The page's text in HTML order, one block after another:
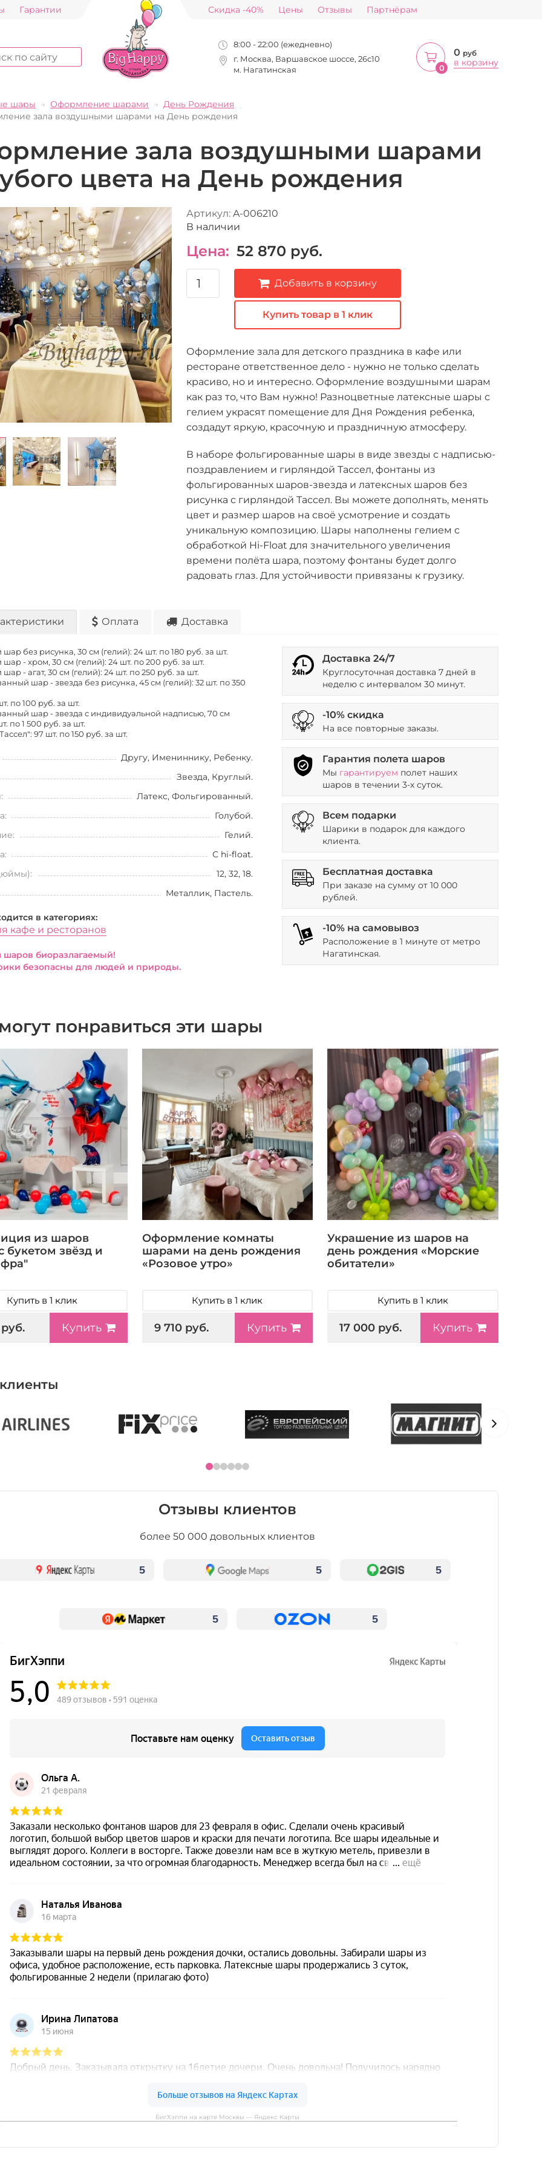
Гарантии Скидка -40% Цены Отзывы Партнёрам
8:00 - 22:00 (ежедневно)
г. Москва, Варшавское шоссе, 26с10
м. Нагатинская
0
0 руб
в корзину
шары Оформление шарами
День Рождения
зала воздушными шарами на День рождения
зала воздушными шарами
цвета на День рождения
Артикул: A-006210
В наличии
Цена: 52 870 руб.
Добавить в корзину
Купить товар в 1 клик
Оформление зала для детского праздника в кафе или
ресторане ответственное дело - нужно не только сделать
красиво, но и интересно. Оформление воздушными шарам
как раз то, что Вам нужно! Разноцветные латексные шары с
гелием украсят помещение для Дня Рождения ребенка,
создадут яркую, красочную и праздничную атмосферу.
В наборе фольгированные шары в виде звезды с надписью-
поздравлением и гирляндой Тассел, фонтаны из
фольгированных шаров-звезда и латексных шаров без
рисунка с гирляндой Тассел. Вы можете дополнять, менять
цвет и размер шаров на своё усмотрение и создать
уникальную композицию. Шары наполнены гелием с
обработкой Hi-Float для значительного увеличения
времени полёта шара, поэтому фонтаны будет долго
радовать глаз. Для устойчивости привязаны к грузику.
Оплата Доставка
без рисунка, 30 см (гелий): 24 шт. по 180 руб. за шт.
шар - хром, 30 см (гелий): 24 шт. по 200 руб. за шт.
- агат, 30 см (гелий): 24 шт. по 250 руб. за шт.
шар - звезда без рисунка, 45 см (гелий): 32 шт. по 350
по 100 руб. за шт.
шар - звезда с индивидуальной надписью, 70 см
по 1 500 руб. за шт.
97 шт. по 150 руб. за шт.
Другу, Имениннику, Ребенку.
Звезда, Круглый.
Латекс, Фольгированный.
Голубой.
Гелий.
С hi-float.
12, 32, 18.
Металлик, Пастель.
в категориях:
кафе и ресторанов
шаров биоразлагаемый!
безопасны для людей и природы.
Доставка 24/7
Круглосуточная доставка 7 дней в
неделю с интервалом 30 минут.
-10% скидка
На все повторные заказы.
Гарантия полета шаров
Мы гарантируем полет наших
шаров в течении 3-х суток.
Всем подарки
Шарики в подарок для каждого
клиента.
Бесплатная доставка
При заказе на сумму от 10 000
рублей.
-10% на самовывоз
Расположение в 1 минуте от метро
Нагатинская.
понравиться эти шары
из шаров
букетом звёзд и
Купить в 1 клик
Купить
Оформление комнаты
шарами на день рождения
«Розовое утро»
Купить в 1 клик
9 710 руб. Купить
Украшение из шаров на
день рождения «Морские
обитатели»
Купить в 1 клик
17 000 руб. Купить
Отзывы клиентов
более 50 000 довольных клиентов
5 5 5
5 5
БигХэппи на карте Москвы — Яндекс Карты